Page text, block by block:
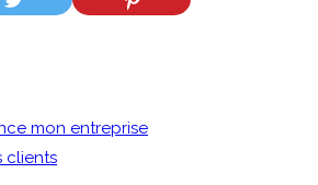
mon entreprise
clients